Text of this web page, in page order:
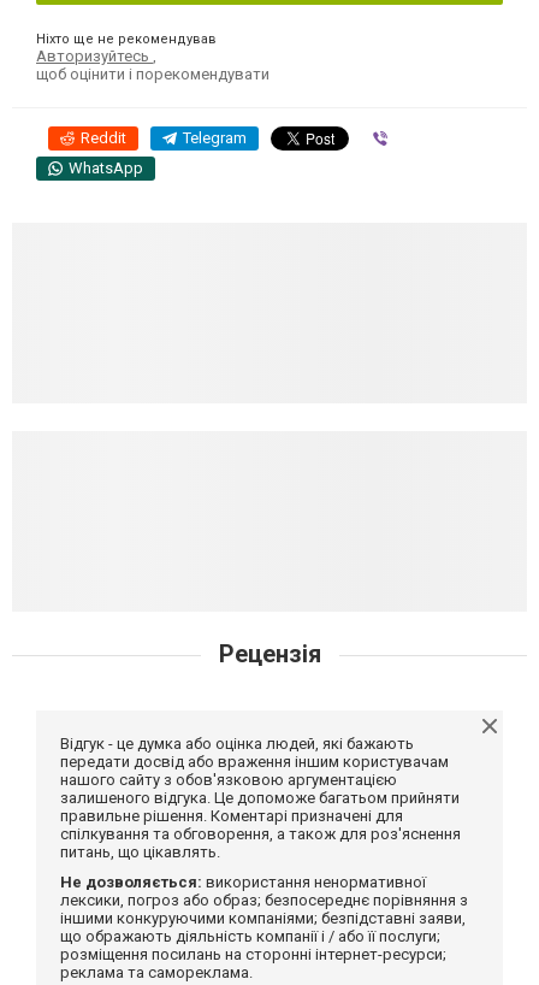
Ніхто ще не рекомендував
Авторизуйтесь
щоб оцінити і порекомендувати
Reddit Telegram
WhatsApp
Рецензія
Відгук - це думка або оцінка людей, які бажають
передати досвід або враження іншим користувачам
нашого сайту з обов'язковою аргументацією
залишеного відгука. Це допоможе багатьом прийняти
правильне рішення. Коментарі призначені для
спілкування та обговорення, а також для роз'яснення
питань, що цікавлять.
Не дозволяється: використання ненормативної
лексики, погроз або образ; безпосереднє порівняння з
іншими конкуруючими компаніями; безпідставні заяви,
що ображають діяльність компанії і / або її послуги;
розміщення посилань на сторонні інтернет-ресурси;
реклама та самореклама.